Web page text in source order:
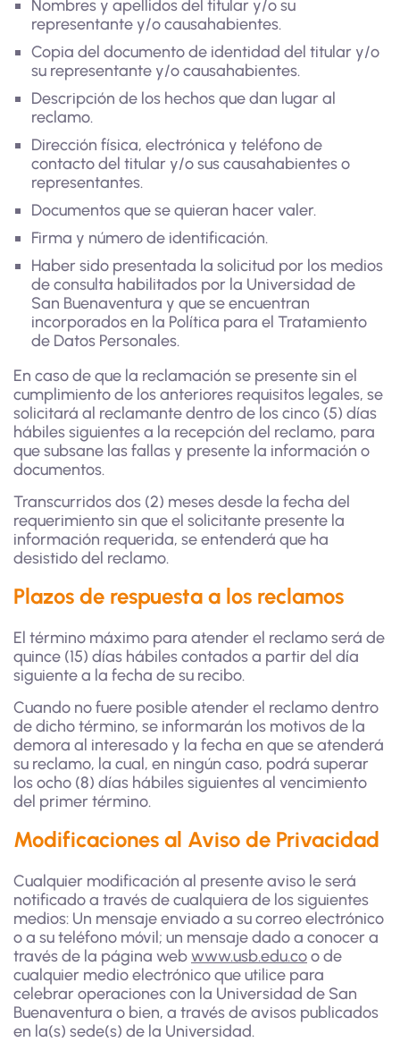
Nombres y apellidos del titular y/o su
representante y/o causahabientes.
Copia del documento de identidad del titular y/o
su representante y/o causahabientes.
Descripción de los hechos que dan lugar al
reclamo.
Dirección física, electrónica y teléfono de
contacto del titular y/o sus causahabientes o
representantes.
Documentos que se quieran hacer valer.
Firma y número de identificación.
Haber sido presentada la solicitud por los medios
de consulta habilitados por la Universidad de
San Buenaventura y que se encuentran
incorporados en la Política para el Tratamiento
de Datos Personales.
En caso de que la reclamación se presente sin el
cumplimiento de los anteriores requisitos legales, se
solicitará al reclamante dentro de los cinco (5) días
hábiles siguientes a la recepción del reclamo, para
que subsane las fallas y presente la información o
documentos.
Transcurridos dos (2) meses desde la fecha del
requerimiento sin que el solicitante presente la
información requerida, se entenderá que ha
desistido del reclamo.
Plazos de respuesta a los reclamos
El término máximo para atender el reclamo será de
quince (15) días hábiles contados a partir del día
siguiente a la fecha de su recibo.
Cuando no fuere posible atender el reclamo dentro
de dicho término, se informarán los motivos de la
demora al interesado y la fecha en que se atenderá
su reclamo, la cual, en ningún caso, podrá superar
los ocho (8) días hábiles siguientes al vencimiento
del primer término.
Modificaciones al Aviso de Privacidad
Cualquier modificación al presente aviso le será
notificado a través de cualquiera de los siguientes
medios: Un mensaje enviado a su correo electrónico
o a su teléfono móvil; un mensaje dado a conocer a
través de la página webwww.usb.edu.coo de
cualquier medio electrónico que utilice para
celebrar operaciones con la Universidad de San
Buenaventura o bien, a través de avisos publicados
en la(s) sede(s) de la Universidad.